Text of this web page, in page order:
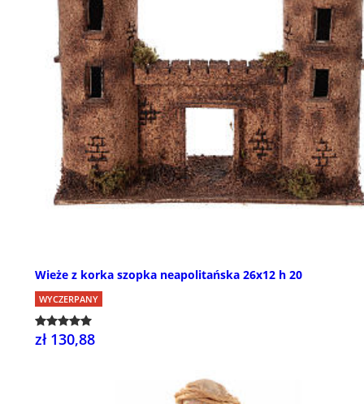
Wieże z korka szopka neapolitańska 26x12 h 20
WYCZERPANY
zł 130,88